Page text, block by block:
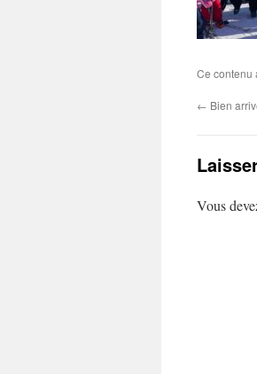
Ce contenu
← Bien
Vous